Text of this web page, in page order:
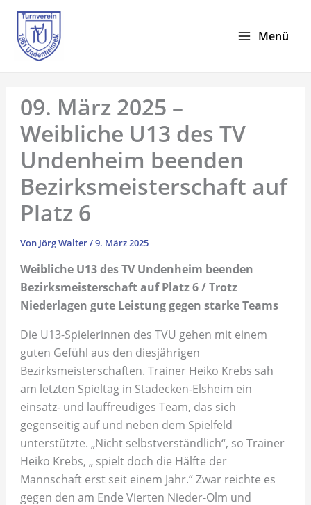
Zum
Inhalt
springen
Menü
09. März 2025 –
Weibliche U13 des TV
Undenheim beenden
Bezirksmeisterschaft auf
Platz 6
Von Jörg Walter/9. März 2025
Weibliche U13 des TV Undenheim beenden
Bezirksmeisterschaft auf Platz 6 / Trotz
Niederlagen gute Leistung gegen starke Teams
Die U13-Spielerinnen des TVU gehen mit einem
guten Gefühl aus den diesjährigen
Bezirksmeisterschaften. Trainer Heiko Krebs sah
am letzten Spieltag in Stadecken-Elsheim ein
einsatz- und lauffreudiges Team, das sich
gegenseitig auf und neben dem Spielfeld
unterstützte. „Nicht selbstverständlich“, so Trainer
Heiko Krebs, „ spielt doch die Hälfte der
Mannschaft erst seit einem Jahr.“ Zwar reichte es
gegen den am Ende Vierten Nieder-Olm und